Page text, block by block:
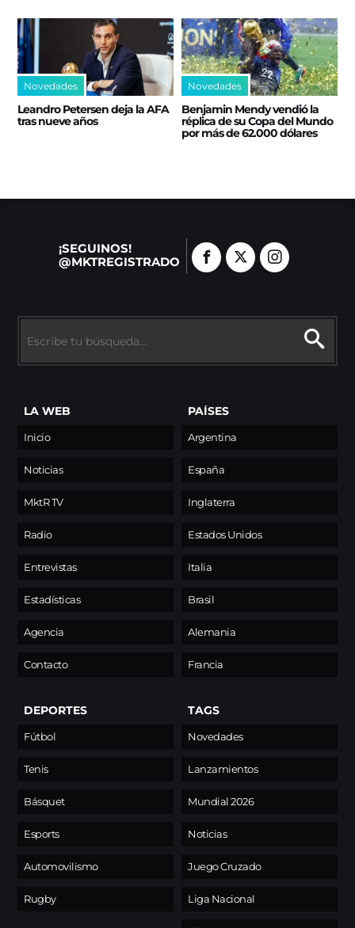
Novedades
Leandro Petersen deja la AFA
tras nueve años
Novedades
Benjamin Mendy vendió la
réplica de su Copa del Mundo
por más de 62.000 dólares
¡SEGUINOS!
@MKTREGISTRADO
LA WEB
Inicio
Noticias
MktR TV
Radio
Entrevistas
Estadísticas
Agencia
Contacto
PAÍSES
Argentina
España
Inglaterra
Estados Unidos
Italia
Brasil
Alemania
Francia
DEPORTES
Fútbol
Tenis
Básquet
Esports
Automovilismo
Rugby
TAGS
Novedades
Lanzamientos
Mundial 2026
Noticias
Juego Cruzado
Liga Nacional